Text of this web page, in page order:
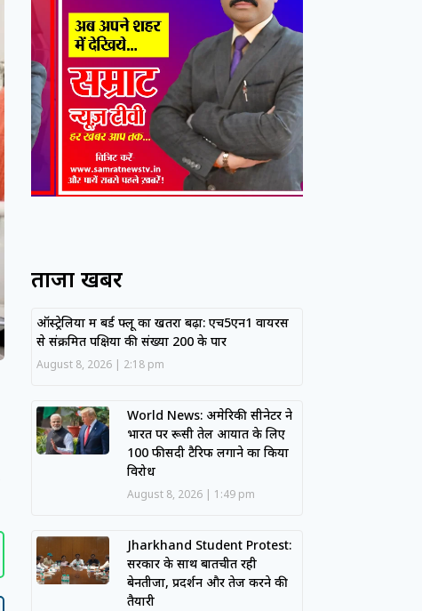
ताजा खबरें
ऑस्ट्रेलिया में बर्ड फ्लू का खतरा बढ़ा: एच5एन1 वायरस
से संक्रमित पक्षियों की संख्या 200 के पार
August 8, 2026 2:18 pm
World News: अमेरिकी सीनेटर ने
भारत पर रूसी तेल आयात के लिए
100 फीसदी टैरिफ लगाने का किया
विरोध
August 8, 2026 1:49 pm
Jharkhand Student Protest:
सरकार के साथ बातचीत रही
बेनतीजा, प्रदर्शन और तेज करने की
तैयारी